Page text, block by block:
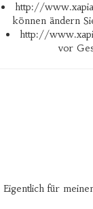
http://
können ändern
http://
vor
Eigentlich für